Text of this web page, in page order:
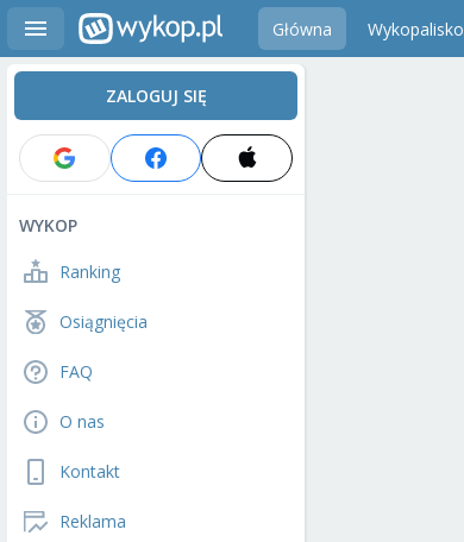
Główna Wykopalisko
ZALOGUJ SIĘ
WYKOP
Ranking
Osiągnięcia
FAQ
O nas
Kontakt
Reklama